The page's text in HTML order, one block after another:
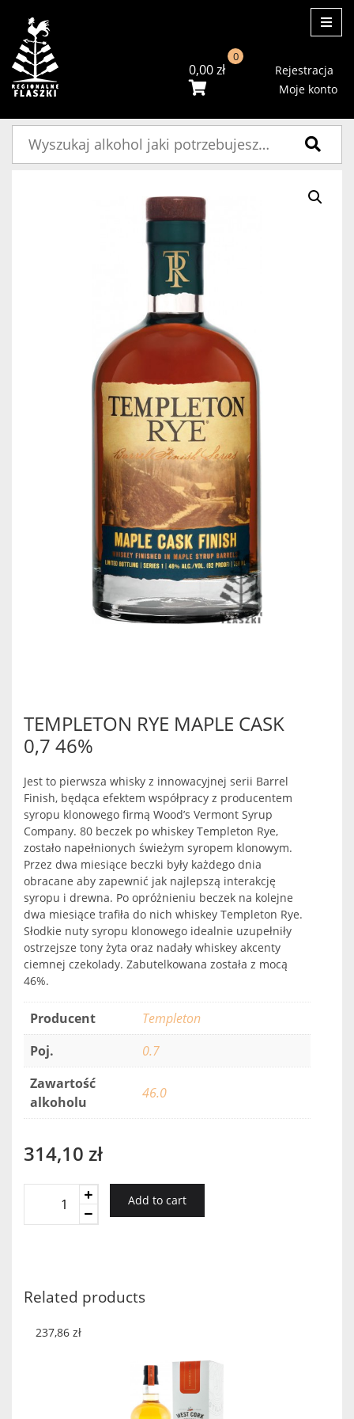
0,00zł
0
Rejestracja
Moje konto
TEMPLETON RYE MAPLE CASK
0,7 46%
Jest to pierwsza whisky z innowacyjnej serii Barrel
Finish, będąca efektem współpracy z producentem
syropu klonowego firmą Wood’s Vermont Syrup
Company. 80 beczek po whiskey Templeton Rye,
zostało napełnionych świeżym syropem klonowym.
Przez dwa miesiące beczki były każdego dnia
obracane aby zapewnić jak najlepszą interakcję
syropu i drewna. Po opróżnieniu beczek na kolejne
dwa miesiące trafiła do nich whiskey Templeton Rye.
Słodkie nuty syropu klonowego idealnie uzupełniły
ostrzejsze tony żyta oraz nadały whiskey akcenty
ciemnej czekolady. Zabutelkowana została z mocą
46%.
Producent
Templeton
Poj.
0.7
Zawartość
alkoholu
46.0
314,10 zł
TEMPLETON
46%
quantity
Add to cart
Related products
237,86 zł